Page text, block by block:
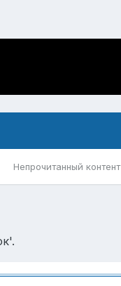
Непрочитанный контент